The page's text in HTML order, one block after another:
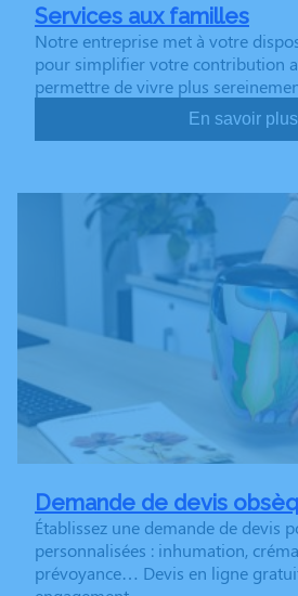
Services aux familles
Notre entreprise met à votre
pour simplifier votre contribution
permettre de vivre plus
En savoir plus
Demande de devis
Établissez une demande de devis
personnalisées : inhumation,
prévoyance… Devis en ligne